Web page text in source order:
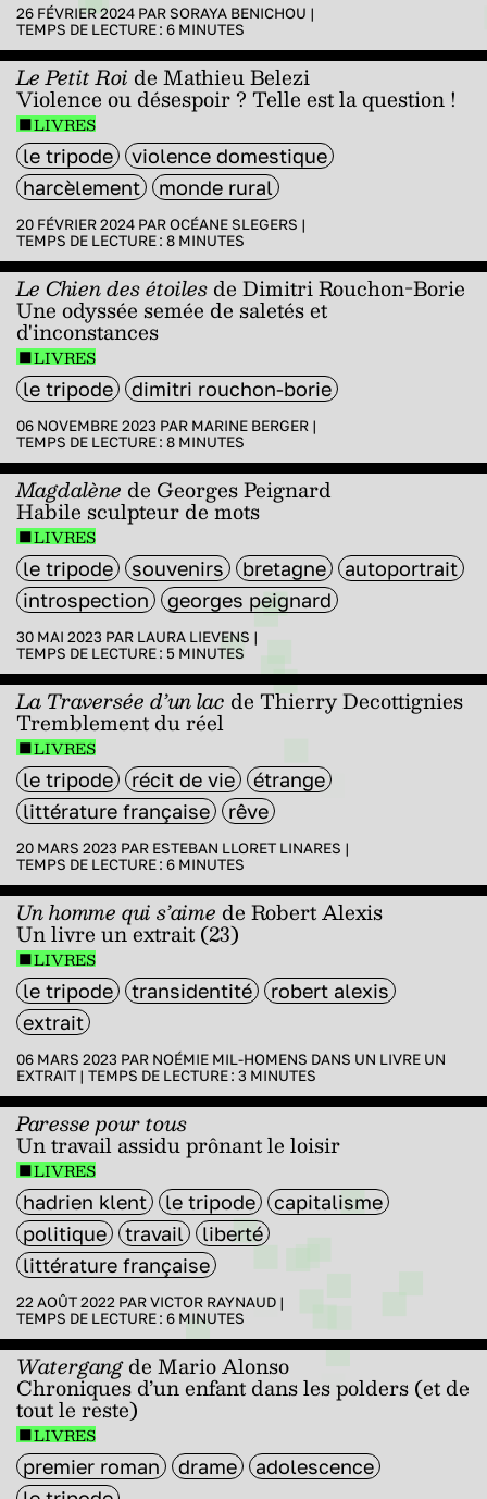
26 FÉVRIER 2024 PAR SORAYA BENICHOU |
TEMPS DE LECTURE : 6 MINUTES
Le Petit Roi de Mathieu Belezi
Violence ou désespoir ? Telle est la question !
LIVRES
le tripode
violence domestique
harcèlement
monde rural
20 FÉVRIER 2024 PAROCÉANE SLEGERS |
TEMPS DE LECTURE : 8 MINUTES
Le Chien des étoilesde Dimitri Rouchon-Borie
Une odyssée semée de saletés et
d'inconstances
LIVRES
le tripode dimitri rouchon-borie
06 NOVEMBRE 2023 PAR MARINE BERGER |
TEMPS DE LECTURE : 8 MINUTES
Magdalène de Georges Peignard
Habile sculpteur de mots
LIVRES
le tripode souvenirs bretagne
autoportrait
introspection
georges peignard
30 MAI 2023 PAR LAURA LIEVENS |
TEMPS DE LECTURE : 5 MINUTES
La Traversée d’un lac de Thierry Decottignies
Tremblement du réel
LIVRES
le tripode récit de vie
étrange
littérature française
rêve
20 MARS 2023 PAR ESTEBAN LLORET LINARES |
TEMPS DE LECTURE : 6 MINUTES
Un homme qui s’aime de Robert Alexis
Un livre un extrait (23)
LIVRES
le tripode transidentité
robert alexis
extrait
06 MARS 2023 PAR NOÉMIE MIL-HOMENS DANS UN LIVRE UN
EXTRAIT | TEMPS DE LECTURE : 3 MINUTES
Paresse pour tous
Un travail assidu prônant le loisir
LIVRES
hadrien klent le tripode
capitalisme
politique
travail
liberté
littérature française
22 AOÛT 2022 PARVICTOR RAYNAUD |
TEMPS DE LECTURE : 6 MINUTES
Watergangde Mario Alonso
Chroniques d’un enfant dans les polders (et de
tout le reste)
LIVRES
premier roman drame
adolescence